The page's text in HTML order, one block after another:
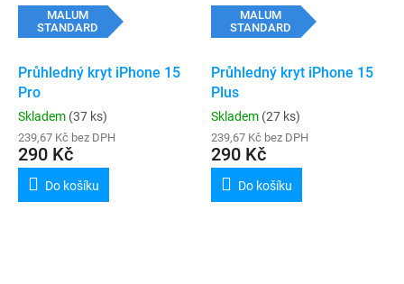
MALUM
STANDARD
Průhledný kryt iPhone 15
Pro
Skladem (37 ks)
239,67 Kč bez DPH
290 Kč
Do košíku
MALUM
STANDARD
Průhledný kryt iPhone 15
Plus
Skladem (27 ks)
239,67 Kč bez DPH
290 Kč
Do košíku